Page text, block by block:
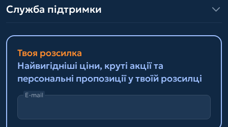
Служба підтримки
Твоя розсилка
Найвигідніші ціни, круті акції та
персональні пропозиції у твоїй розсилці
E-mail